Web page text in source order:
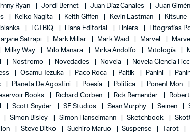
Ryan Jordi Bernet Juan Díaz Canales Juan
Keiko Nagita Keith Giffen Kevin Eastman Kitsune
LGTBIQ Liana Editorial Liniers Litografías
Satrapi Mark Millar Mark Waid Marvel
Milky Way Milo Manara Mirka Andolfo Mitología
Nostromo Novedades Novela Novela Ciencia
Osamu Tezuka Paco Roca Paltik Panini
Planeta De Agostini Poesía Política Ponent Mon
Books Richard Corben Rick Remender
Scott Snyder SE Studios Sean Murphy Seinen
Simon Bisley Simon Hanselmann Sketchbook
Steve Ditko Suehiro Maruo Suspense Tarot